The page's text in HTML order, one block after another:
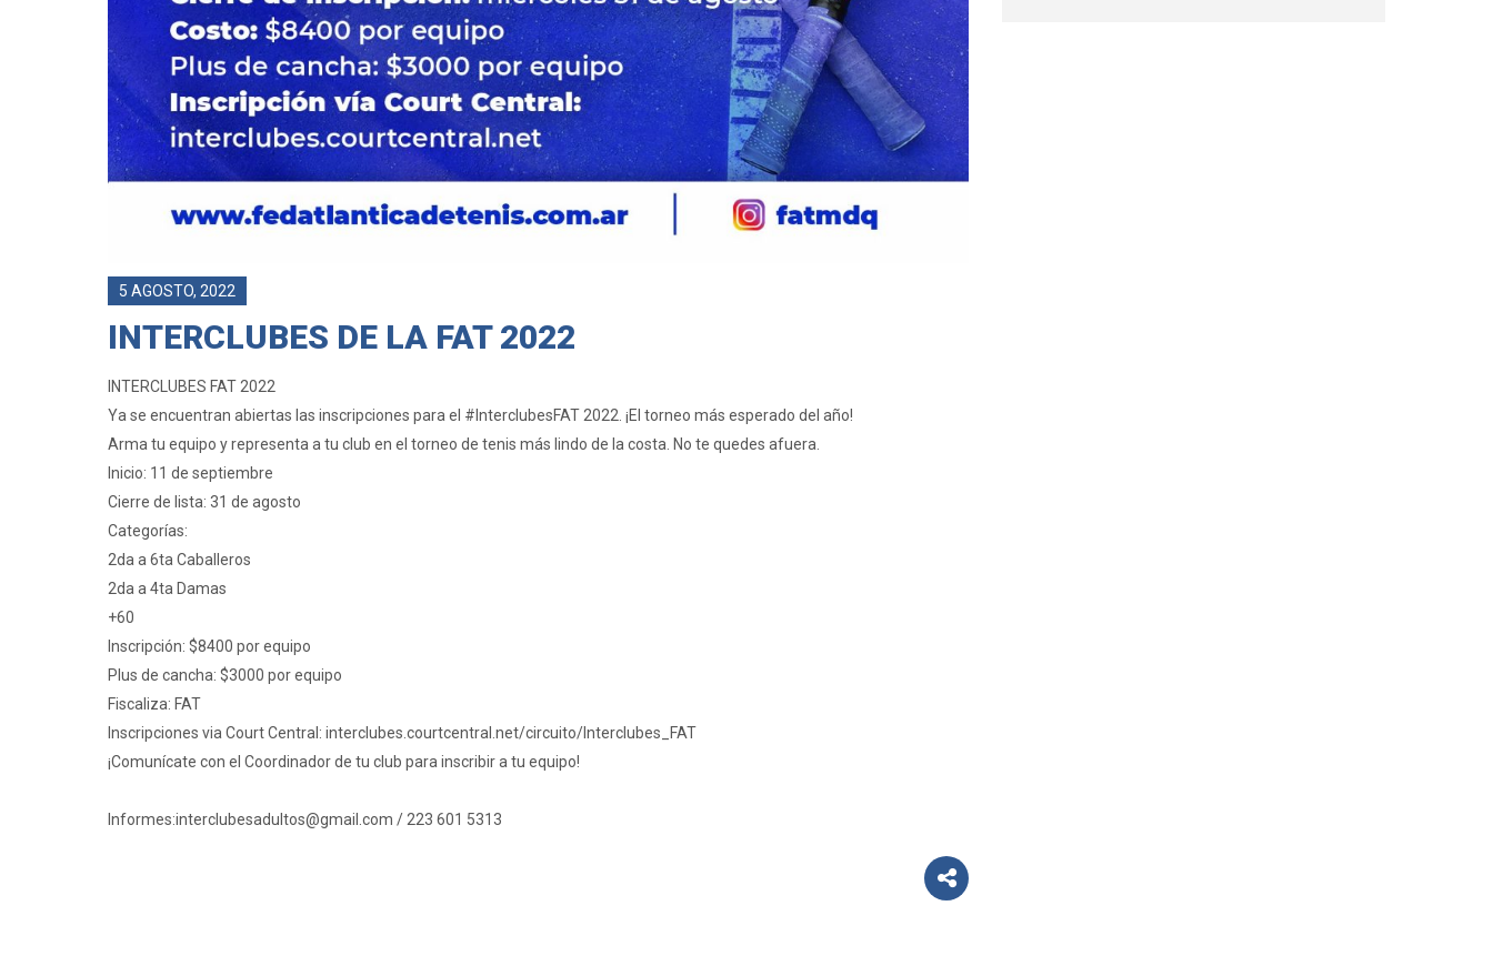
5 AGOSTO, 2022
INTERCLUBES DE LA FAT 2022
INTERCLUBES FAT 2022
Ya se encuentran abiertas las inscripciones para el #InterclubesFAT 2022. ¡El torneo más esperado del año!
Arma tu equipo y representa a tu club en el torneo de tenis más lindo de la costa. No te quedes afuera.
Inicio: 11 de septiembre
Cierre de lista: 31 de agosto
Categorías:
2da a 6ta Caballeros
2da a 4ta Damas
+60
Inscripción: $8400 por equipo
Plus de cancha: $3000 por equipo
Fiscaliza: FAT
Inscripciones via Court Central: interclubes.courtcentral.net/circuito/Interclubes_FAT
¡Comunícate con el Coordinador de tu club para inscribir a tu equipo!
Informes:interclubesadultos@gmail.com / 223 601 5313